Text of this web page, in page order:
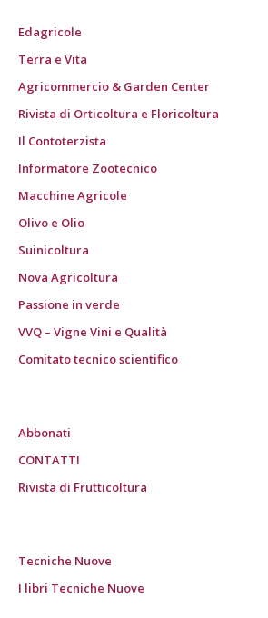
Edagricole
Terra e Vita
Agricommercio & Garden Center
Rivista di Orticoltura e Floricoltura
Il Contoterzista
Informatore Zootecnico
Macchine Agricole
Olivo e Olio
Suinicoltura
Nova Agricoltura
Passione in verde
VVQ – Vigne Vini e Qualità
Comitato tecnico scientifico
Abbonati
CONTATTI
Rivista di Frutticoltura
Tecniche Nuove
I libri Tecniche Nuove